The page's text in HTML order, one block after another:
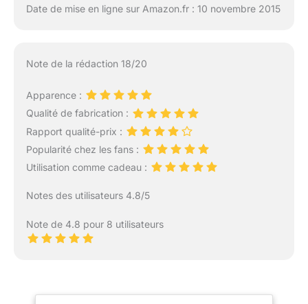
Date de mise en ligne sur Amazon.fr : 10 novembre 2015
Note de la rédaction 18/20
Apparence :
Qualité de fabrication :
Rapport qualité-prix :
Popularité chez les fans :
Utilisation comme cadeau :
Notes des utilisateurs 4.8/5
Note de 4.8 pour 8 utilisateurs